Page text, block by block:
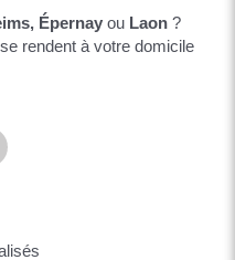
Épernay ou Laon ?
se rendent à votre domicile